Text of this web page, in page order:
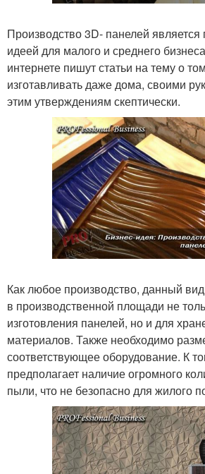
Производство 3D- панелей является
идеей для малого и среднего
интернете пишут статьи на тему о
изготавливать даже дома, своими
этим утверждениям скептически.
Как любое производство, данный
в производственной площади не
изготовления панелей, но и для
материалов. Также необходимо
соответствующее оборудование. К
предполагает наличие огромного
пыли, что не безопасно для жилого